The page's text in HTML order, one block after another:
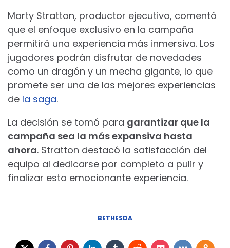
Marty Stratton, productor ejecutivo, comentó
que el enfoque exclusivo en la campaña
permitirá una experiencia más inmersiva. Los
jugadores podrán disfrutar de novedades
como un dragón y un mecha gigante, lo que
promete ser una de las mejores experiencias
de la saga.
La decisión se tomó para garantizar que la
campaña sea la más expansiva hasta
ahora. Stratton destacó la satisfacción del
equipo al dedicarse por completo a pulir y
finalizar esta emocionante experiencia.
BETHESDA